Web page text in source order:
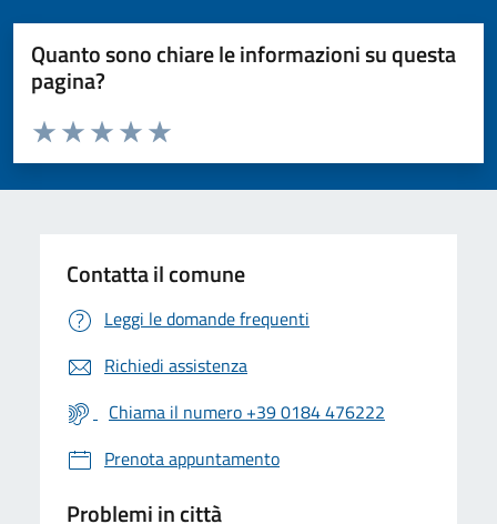
Quanto sono chiare le informazioni su questa
pagina?
Valuta da 1 a 5 stelle la pagina
Valuta 5 stelle su 5
Valuta 4 stelle su 5
Valuta 3 stelle su 5
Valuta 2 stelle su 5
Valuta 1 stelle su 5
Contatta il comune
Leggi le domande frequenti
Richiedi assistenza
Chiama il numero +39 0184 476222
Prenota appuntamento
Problemi in città